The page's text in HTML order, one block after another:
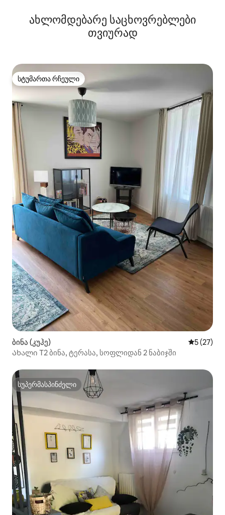
ახლომდებარე საცხოვრებლები
თვიურად
სტუმართა რჩეული
სტუმართა რჩეული
ბინა (კუჰე) საშუალო
5 (27)
Ახალი T2 ბინა, ტერასა, სოფლიდან 2 ნაბიჯში
სუპერმასპინძელი
სუპერმასპინძელი